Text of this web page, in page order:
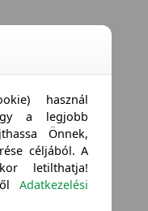
használ
a legjobb
Önnek,
céljából. A
letilthatja!
Adatkezelési